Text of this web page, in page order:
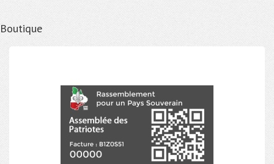
Boutique